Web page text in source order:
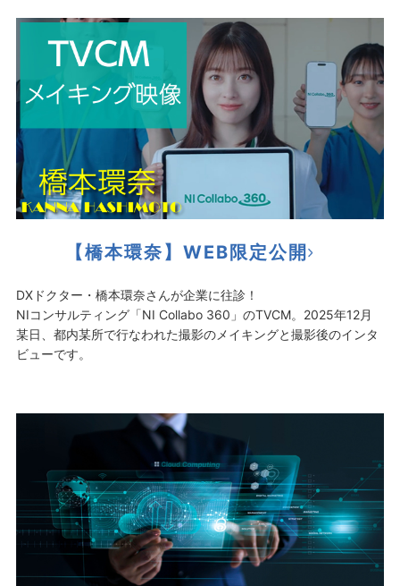
【橋本環奈】WEB限定公開
DXドクター・橋本環奈さんが企業に往診！
NIコンサルティング「NI Collabo 360」のTVCM。2025年12月
某日、都内某所で行なわれた撮影のメイキングと撮影後のインタ
ビューです。